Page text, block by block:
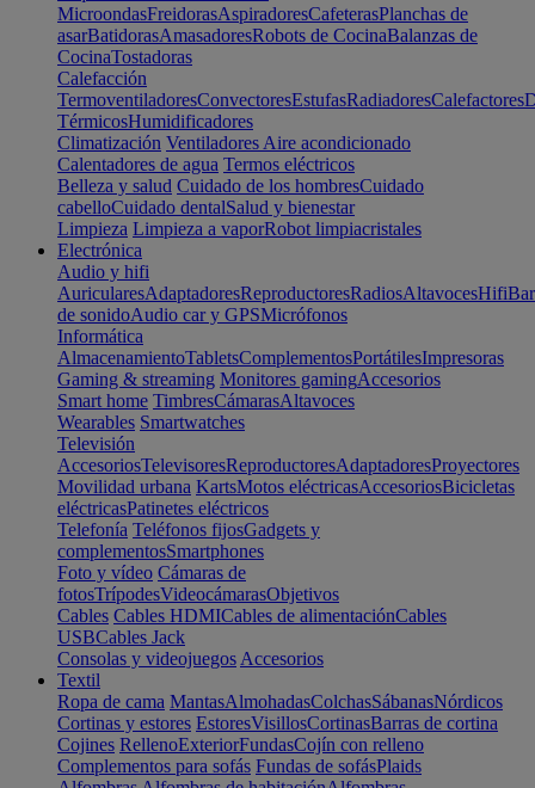
MicroondasFreidorasAspiradoresCafeterasPlanchas de
asarBatidorasAmasadoresRobots de CocinaBalanzas de
CocinaTostadoras
Calefacción
TermoventiladoresConvectoresEstufasRadiadoresCalefactores
TérmicosHumidificadores
Climatización Ventiladores Aire acondicionado
Calentadores de agua Termos eléctricos
Belleza y salud Cuidado de los hombresCuidado
cabelloCuidado dentalSalud y bienestar
Limpieza Limpieza a vaporRobot limpiacristales
Electrónica
Audio y hifi
AuricularesAdaptadoresReproductoresRadiosAltavocesHifi
de sonidoAudio car y GPSMicrófonos
Informática
AlmacenamientoTabletsComplementosPortátilesImpresoras
Gaming & streaming Monitores gamingAccesorios
Smart home TimbresCámarasAltavoces
Wearables Smartwatches
Televisión
AccesoriosTelevisoresReproductoresAdaptadoresProyectores
Movilidad urbana KartsMotos eléctricasAccesoriosBicicletas
eléctricasPatinetes eléctricos
Telefonía Teléfonos fijosGadgets y
complementosSmartphones
Foto y vídeo Cámaras de
fotosTrípodesVideocámarasObjetivos
Cables Cables HDMICables de alimentaciónCables
USBCables Jack
Consolas y videojuegos Accesorios
Textil
Ropa de cama MantasAlmohadasColchasSábanasNórdicos
Cortinas y estores EstoresVisillosCortinasBarras de cortina
Cojines RellenoExteriorFundasCojín con relleno
Complementos para sofás Fundas de sofásPlaids